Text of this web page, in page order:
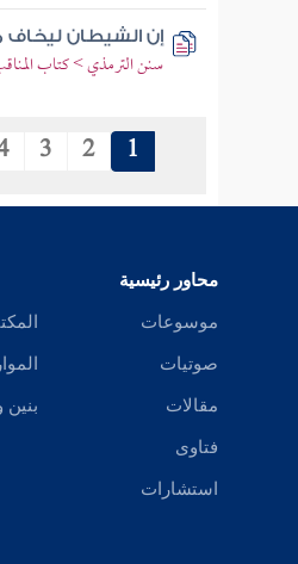
إن الشيطان ليخاف
سنن الترمذي > كتاب
1
2
3
محاور رئيسية
موسوعات
صوتيات
مقالات
فتاوى
استشارات
بنين